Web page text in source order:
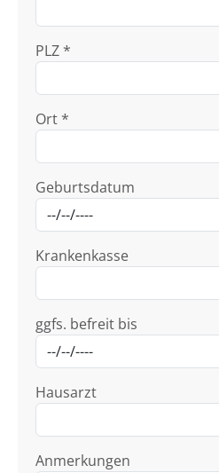
PLZ *
Ort *
Geburtsdatum
Krankenkasse
ggfs. befreit bis
Hausarzt
Anmerkungen